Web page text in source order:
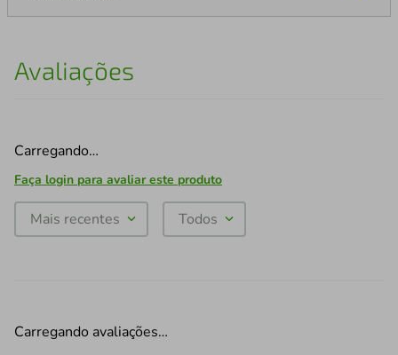
Avaliações
Carregando…
Faça login para avaliar este produto
Mais recentes Todos
Carregando avaliações…